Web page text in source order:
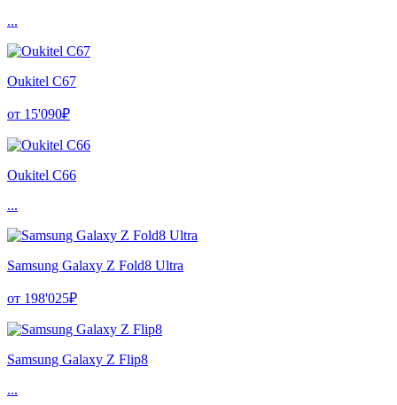
...
Oukitel C67
от 15'090₽
Oukitel C66
...
Samsung Galaxy Z Fold8 Ultra
от 198'025₽
Samsung Galaxy Z Flip8
...